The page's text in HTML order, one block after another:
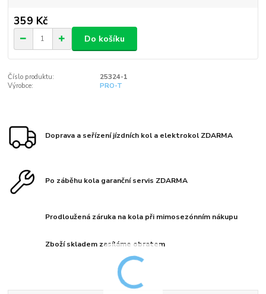
359 Kč
Do košíku
Číslo produktu:
25324-1
Výrobce:
PRO-T
Doprava a seřízení jízdních kol a elektrokol ZDARMA
Po záběhu kola garanční servis ZDARMA
Prodloužená záruka na kola při mimosezónním nákupu
Zboží skladem zasíláme obratem